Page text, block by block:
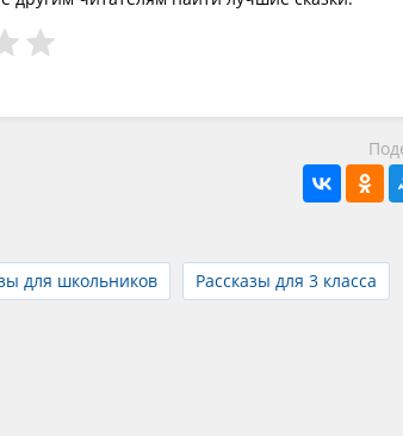
для школьников Рассказы для 3 класса